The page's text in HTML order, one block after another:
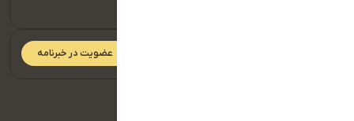
عضویت در خبرنامه